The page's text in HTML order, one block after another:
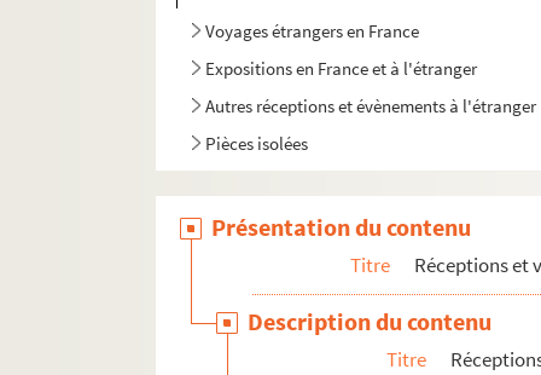
Voyages étrangers en France
Expositions en France et à l'étranger
Autres réceptions et évènements à l'étranger
Pièces isolées
Présentation du contenu
Titre Réceptions et
Description du contenu
Titre